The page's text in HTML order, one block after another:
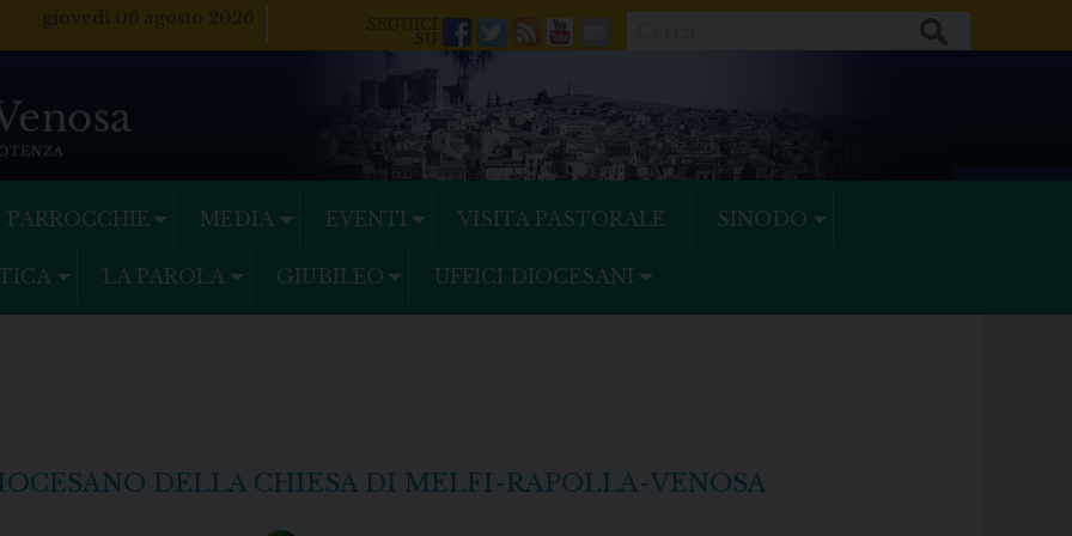
giovedì 06 agosto 2026
Facebook
Twitter
FeedsYoutube
Mail
PARROCCHIE MEDIA EVENTI VISITA PASTORALE SINODO
LA PAROLA GIUBILEO UFFICI DIOCESANI
DELLA CHIESA DI MELFI-RAPOLLA-VENOSA